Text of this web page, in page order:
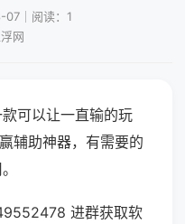
｜阅读：1
网
可以让一直输的玩
辅助神器，有需要的
进群获取软